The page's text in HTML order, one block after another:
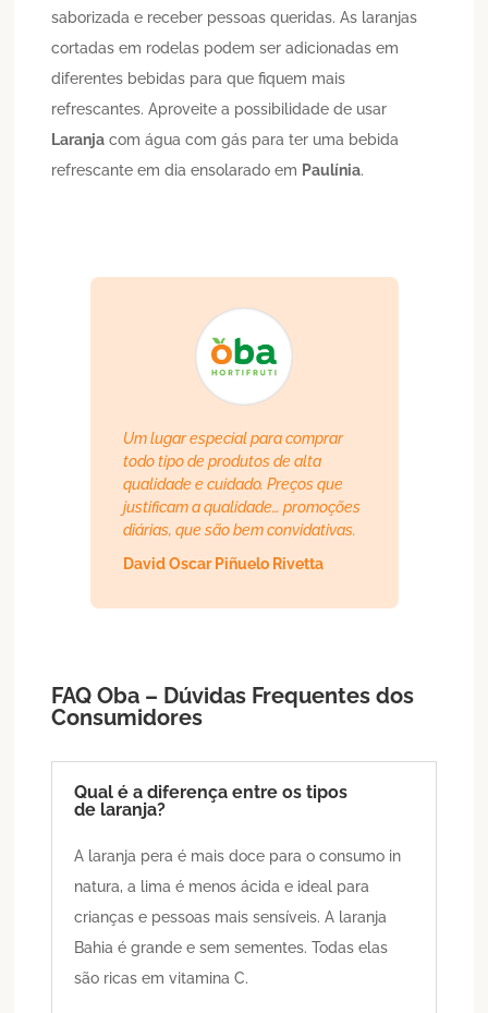
saborizada e receber pessoas queridas. As laranjas
cortadas em rodelas podem ser adicionadas em
diferentes bebidas para que fiquem mais
refrescantes. Aproveite a possibilidade de usar
Laranja com água com gás para ter uma bebida
refrescante em dia ensolarado em Paulínia.
Um lugar especial para comprar
todo tipo de produtos de alta
qualidade e cuidado. Preços que
justificam a qualidade… promoções
diárias, que são bem convidativas.
David Oscar Piñuelo Rivetta
FAQ Oba – Dúvidas Frequentes dos
Consumidores
Qual é a diferença entre os tipos
de laranja?
A laranja pera é mais doce para o consumo in
natura, a lima é menos ácida e ideal para
crianças e pessoas mais sensíveis. A laranja
Bahia é grande e sem sementes. Todas elas
são ricas em vitamina C.